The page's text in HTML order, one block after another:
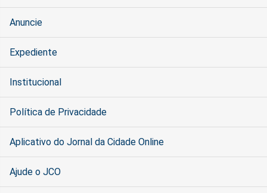
Anuncie
Expediente
Institucional
Política de Privacidade
Aplicativo do Jornal da Cidade Online
Ajude o JCO